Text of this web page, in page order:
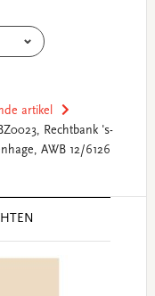
artikel
Rechtbank 's-
AWB 12/6126